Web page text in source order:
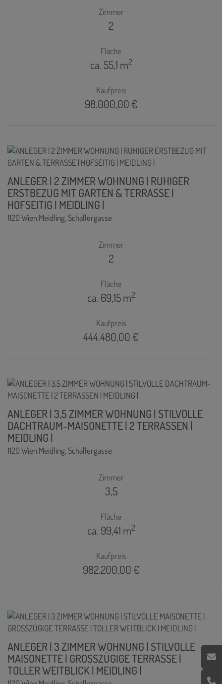
Zimmer
2
Fläche
ca. 55,1 m2
Kaufpreis
98.000,00 €
ANLEGER | 2 ZIMMER WOHNUNG | RUHIGER
ERSTBEZUG MIT GARTEN & TERRASSE |
HOFSEITIG | MEIDLING |
1120 Wien,Meidling, Schallergasse
Zimmer
2
Fläche
ca. 69,15 m2
Kaufpreis
444.480,00 €
ANLEGER | 3,5 ZIMMER WOHNUNG | STILVOLLE
DACHTRAUM-MAISONETTE | 2 TERRASSEN |
MEIDLING |
1120 Wien,Meidling, Schallergasse
Zimmer
3,5
Fläche
ca. 99,41 m2
Kaufpreis
982.200,00 €
ANLEGER | 3 ZIMMER WOHNUNG | STILVOLLE
MAISONETTE | GROSSZÜGIGE TERRASSE |
TOLLER WEITBLICK | MEIDLING |